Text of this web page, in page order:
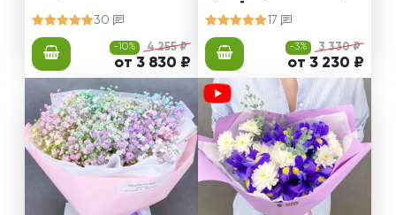
30
-10% 4 255 ₽
от 3 830 ₽
мерий
17
-3% 3 330 ₽
от 3 230 ₽